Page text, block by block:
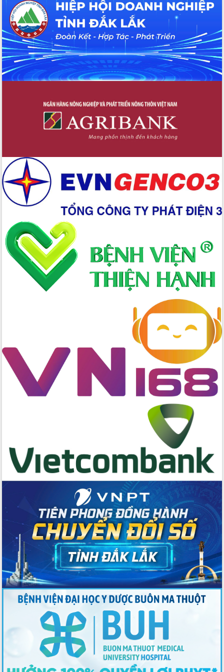
Tháo gỡ những vướng mắc, đẩy mạnh
công tác cải cách thủ tục hành chính
tại Trung tâm Phục vụ hành chính
công tỉnh
Đắk Lắk: Tôn vinh 46 giải pháp tại Hội
thi Sáng tạo Kỹ thuật 2024 - 2025
Đắk Lắk rà soát, điều chỉnh Đề án 190
Trương Công Thái kiểm tra thực địa
Dự án cao tốc Khánh Hòa - Buôn Ma
Định vị cà phê Việt Nam như một “di
Xây dựng nông thôn mới: Nâng cao đời
sống người dân từ những mô hình thiết
thực
Quyết liệt tháo gỡ vướng mắc, đẩy
nhanh tiến độ các dự án trọng điểm
trong Khu kinh tế Nam Phú Yên
Hòn Yến phát triển du lịch gắn với bảo
tồn biển
Lấy ý kiến điều chỉnh Quy hoạch tỉnh
Đắk Lắk thời kỳ 2021-2030, tầm nhìn
đến năm 2050
Phát động chiến dịch 30 ngày đêm
giải phóng mặt bằng Tuyến đường bộ
Đắk Lắk ký kết thỏa thuận hợp tác về
chuyển đổi số giai đoạn 2026 – 2030
với Tập đoàn Bưu chính Viễn thông
Việt Nam
Thứ trưởng Bộ Y tế làm việc với tỉnh
Đắk Lắk về phát triển nhân lực y tế
Tập huấn ứng dụng trí tuệ nhân tạo (AI)
trong thương mại điện tử năm 2026
trao đổi thông tin trước Kỳ họp thứ
Quyết liệt cải cách hành chính, khơi
thông nguồn lực phát triển
Nâng cao hiệu lực, hiệu quả HĐND
tỉnh thông qua hiện đại hóa hành chính
Xã Ea Phê gắn cải cách hành chính với
chuyển đổi số
Phó Chủ tịch Thường trực UBND tỉnh
Hồ Thị Nguyên Thảo làm việc tại Trung
tâm Phục vụ hành chính công xã Ea
Xây dựng nền hành chính số đồng
hành cùng nông dân dân, doanh nghiệp
Giai đoạn 2026-2030, Đắk Lắk phấn
đấu có 77% xã đạt chuẩn nông thôn